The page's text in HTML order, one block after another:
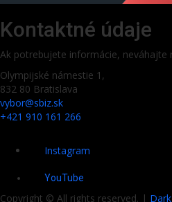
Kontaktné údaje
Ak potrebujete informácie, neváhajte
Olympijské námestie 1,
832 80 Bratislava
vybor@sbiz.sk
+421 910 161 266
Instagram
YouTube
Copyright © All rights reserved. |